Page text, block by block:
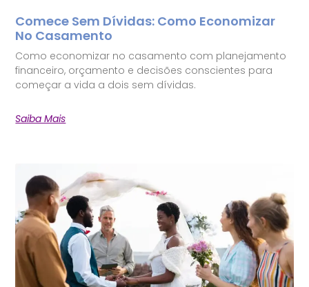
Comece Sem Dívidas: Como Economizar
No Casamento
Como economizar no casamento com planejamento
financeiro, orçamento e decisões conscientes para
começar a vida a dois sem dívidas.
Saiba Mais